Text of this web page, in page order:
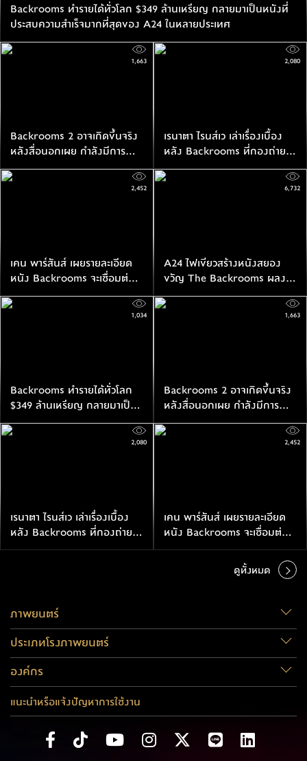
Backrooms ทำรายได้ทั่วโลก $349 ล้านเหรียญ กลายมาเป็นหนังที่
ประสบความสำเร็จมากที่สุดของ A24 ในหลายประเทศ
Backrooms 2 อาจเกิดขึ้นจริง
หลังสื่อนอกเผย กำลังมีการ
ค้นหาตัวนักเขียนบท
1,663
เรนาตา ไรนส์เว เล่าเรื่องเบื้อง
หลัง Backrooms ที่กองถ่าย
สยองไม่แพ้หนังจริง
2,080
เคน พาร์สันส์ เผยรายละเอียด
หนัง Backrooms จะเชื่อมต่อ
กับเรื่องราวในฉบับซีรีส์บนยูทูป
2,452
A24 ไฟเขียวสร้างหนังสยอง
ขวัญ The Backrooms ผลงาน
เคน พาร์สันส์ ผู้กำกับวัยสิบเก้า
ปี
6,732
Backrooms ทำรายได้ทั่วโลก
$349 ล้านเหรียญ กลายมาเป็น
หนังที่ประสบความสำเร็จมาก
ที่สุดของ A24 ในหลายประเทศ
1,034
Backrooms 2 อาจเกิดขึ้นจริง
หลังสื่อนอกเผย กำลังมีการ
ค้นหาตัวนักเขียนบท
1,663
เรนาตา ไรนส์เว เล่าเรื่องเบื้อง
หลัง Backrooms ที่กองถ่าย
สยองไม่แพ้หนังจริง
2,080
เคน พาร์สันส์ เผยรายละเอียด
หนัง Backrooms จะเชื่อมต่อ
กับเรื่องราวในฉบับซีรีส์บนยูทูป
2,452
ดูทั้งหมด
ภาพยนตร์
ประเภทโรงภาพยนตร์
องค์กร
แนะนำหรือแจ้งปัญหาการใช้งาน